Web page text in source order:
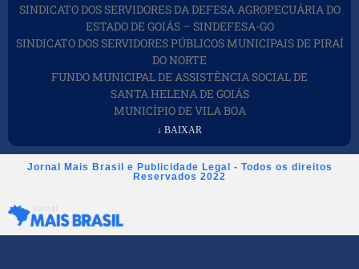
SINDICATO DOS SERVIDORES DA DEFESA AGROPECUÁRIA DO
ESTADO DE GOIÁS – SINDEFESA-GO
SINDICATO DOS SERVIDORES PÚBLICOS MUNICIPAIS DE PIRAÍ
DO NORTE
FUNDO MUNICIPAL DE ASSISTÊNCIA SOCIAL DE
SANTA HELENA DE GOIÁS
MUNICÍPIO DE VILA BOA
↓ BAIXAR
Jornal Mais Brasil e Publicidade Legal - Todos os direitos
Reservados 2022